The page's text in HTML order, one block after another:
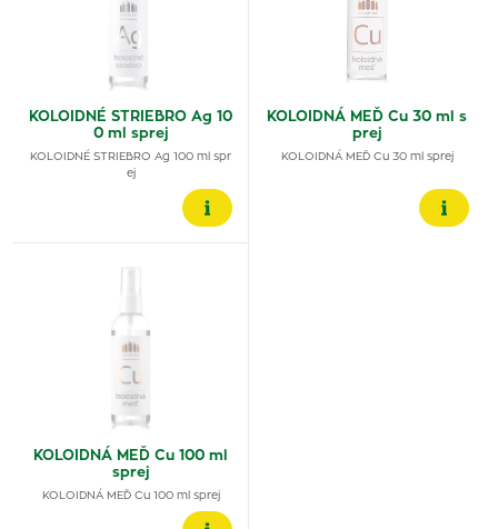
KOLOIDNÉ STRIEBRO Ag 10
0 ml sprej
KOLOIDNÉ STRIEBRO Ag 100 ml spr
ej
KOLOIDNÁ MEĎ Cu 30 ml s
prej
KOLOIDNÁ MEĎ Cu 30 ml sprej
KOLOIDNÁ MEĎ Cu 100 ml
sprej
KOLOIDNÁ MEĎ Cu 100 ml sprej